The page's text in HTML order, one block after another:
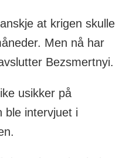
at krigen skulle
Men nå har
Bezsmertnyi.
usikker på
ble intervjuet i